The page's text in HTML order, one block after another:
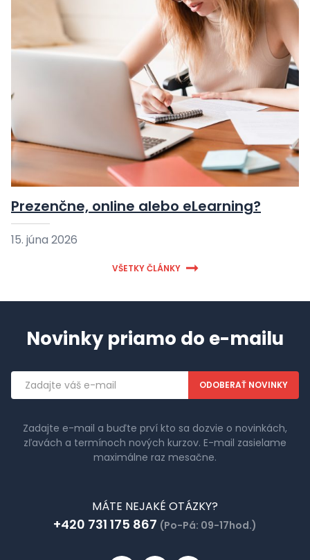
Prezenčne, online alebo eLearning?
15. júna 2026
VŠETKY ČLÁNKY
Novinky priamo do e-mailu
Emailová
adresa
Zadajte e-mail a buďte prví kto sa dozvie o novinkách,
zľavách a termínoch nových kurzov. E-mail zasielame
maximálne raz mesačne.
MÁTE NEJAKÉ OTÁZKY?
+420 731 175 867 (Po-Pá: 09-17hod.)